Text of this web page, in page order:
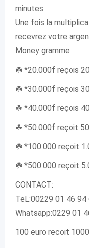
minutes
Une fois la
recevrez votre
Money gramme
☘️ *20.000f reçois
☘️ *30.000f reçois
☘ *40.000f reçois
☘ *50.000f reçoit
☘️ *100.000 reçoit
☘️ *500.000 reçoit
CONTACT:
TeL:00229 01 46 94
Whatsapp:0229 01
100 euro recoit